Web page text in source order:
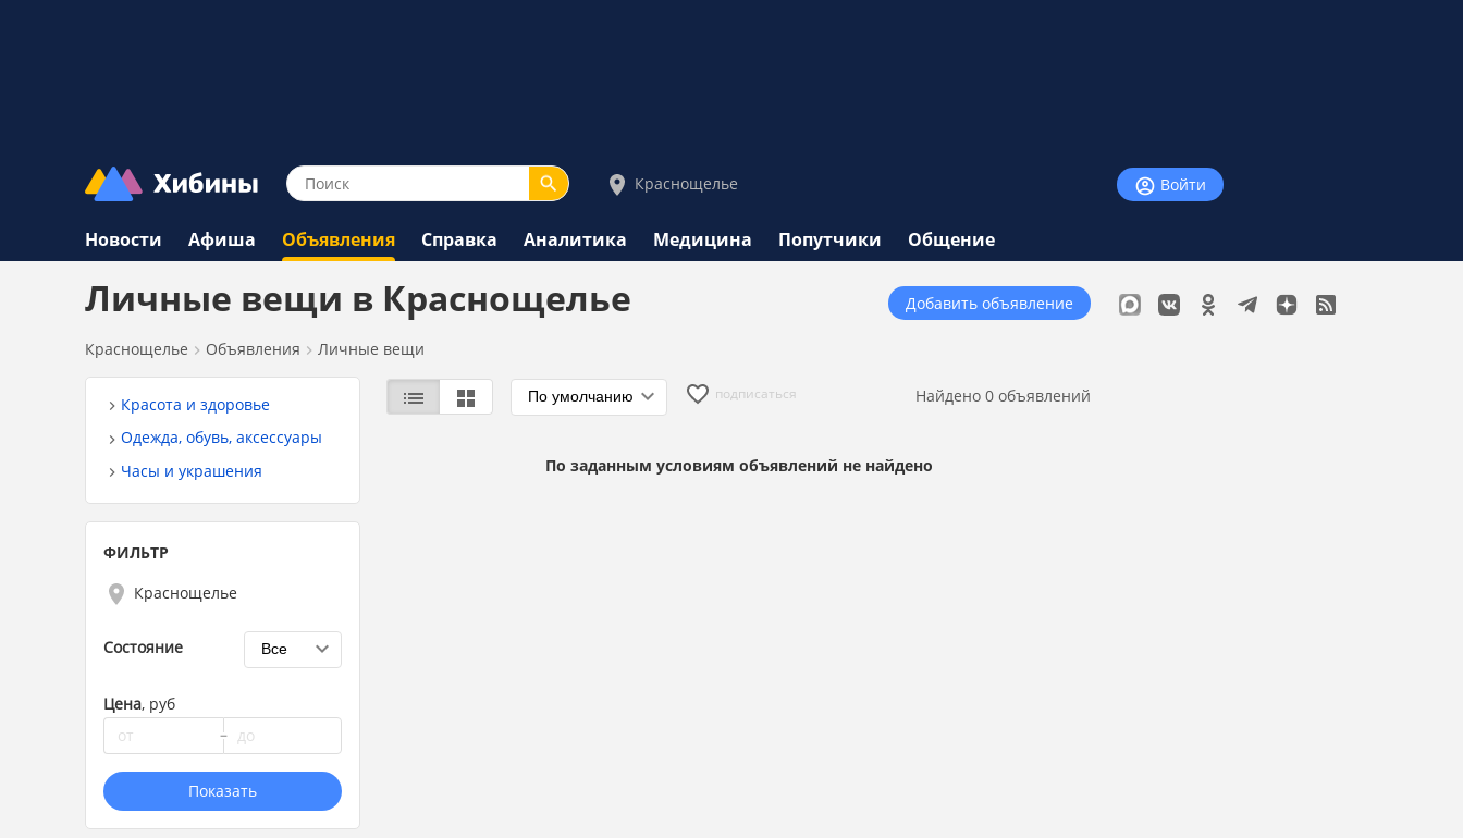
Краснощелье Войти
Новости Афиша Объявления Справка Аналитика Медицина Попутчики Общение
Добавить объявление
Личные вещи в Краснощелье
Краснощелье Объявления Личные вещи
Красота и здоровье
Одежда, обувь, аксессуары
Часы и украшения
ФИЛЬТР
Краснощелье
Состояние
Цена, руб
Показать
Найдено 0 объявлений
подписаться
По заданным условиям объявлений не найдено